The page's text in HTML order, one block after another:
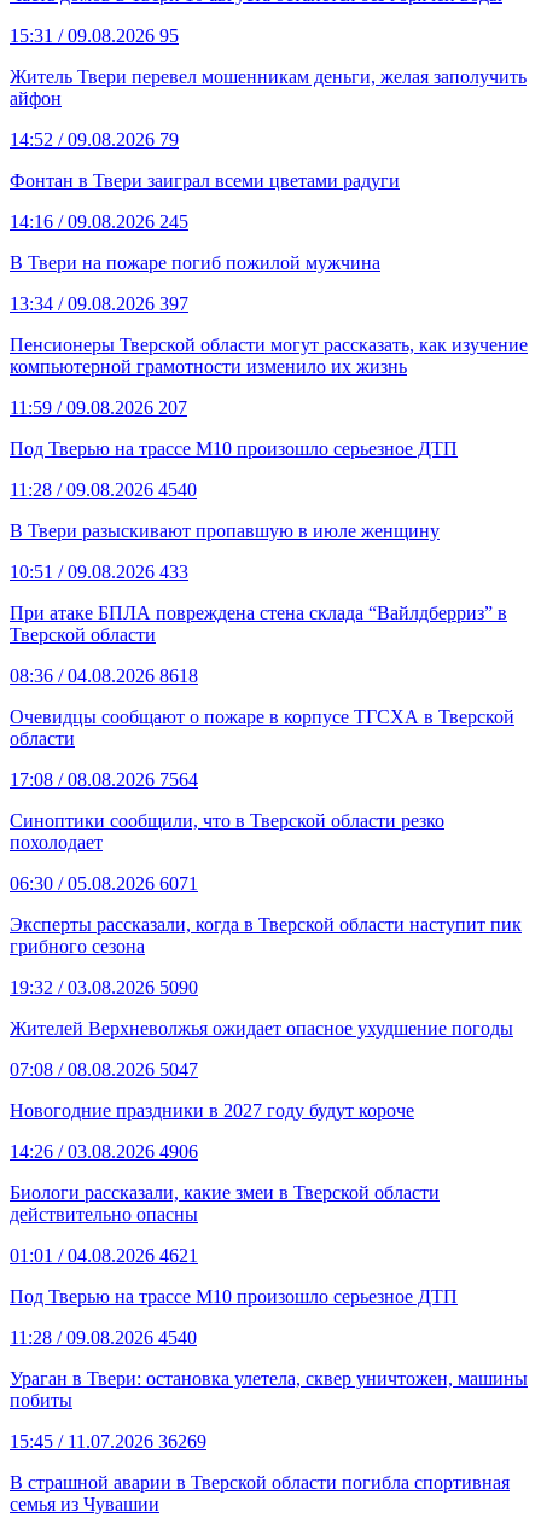
15:31 / 09.08.2026 95
Житель Твери перевел мошенникам деньги, желая заполучить
айфон
14:52 / 09.08.2026 79
Фонтан в Твери заиграл всеми цветами радуги
14:16 / 09.08.2026 245
В Твери на пожаре погиб пожилой мужчина
13:34 / 09.08.2026 397
Пенсионеры Тверской области могут рассказать, как изучение
компьютерной грамотности изменило их жизнь
11:59 / 09.08.2026 207
Под Тверью на трассе М10 произошло серьезное ДТП
11:28 / 09.08.2026 4540
В Твери разыскивают пропавшую в июле женщину
10:51 / 09.08.2026 433
При атаке БПЛА повреждена стена склада “Вайлдберриз” в
Тверской области
08:36 / 04.08.2026 8618
Очевидцы сообщают о пожаре в корпусе ТГСХА в Тверской
области
17:08 / 08.08.2026 7564
Синоптики сообщили, что в Тверской области резко
похолодает
06:30 / 05.08.2026 6071
Эксперты рассказали, когда в Тверской области наступит пик
грибного сезона
19:32 / 03.08.2026 5090
Жителей Верхневолжья ожидает опасное ухудшение погоды
07:08 / 08.08.2026 5047
Новогодние праздники в 2027 году будут короче
14:26 / 03.08.2026 4906
Биологи рассказали, какие змеи в Тверской области
действительно опасны
01:01 / 04.08.2026 4621
Под Тверью на трассе М10 произошло серьезное ДТП
11:28 / 09.08.2026 4540
Ураган в Твери: остановка улетела, сквер уничтожен, машины
побиты
15:45 / 11.07.2026 36269
В страшной аварии в Тверской области погибла спортивная
семья из Чувашии